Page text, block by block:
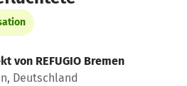
von REFUGIO Bremen
Deutschland